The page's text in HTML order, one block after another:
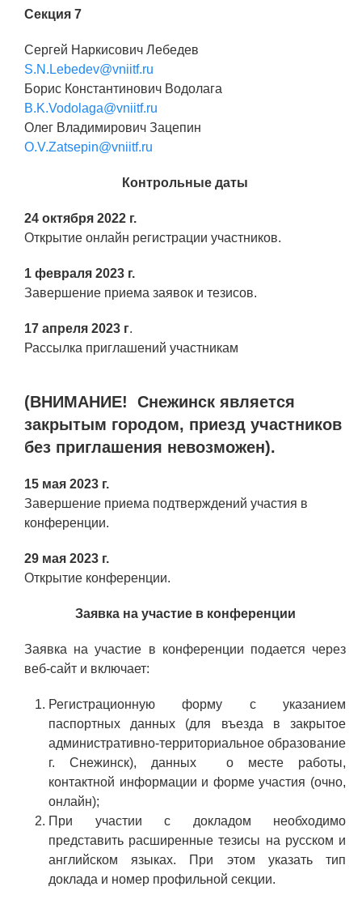
Секция 7
Сергей Наркисович Лебедев
S.N.Lebedev@vniitf.ru
Борис Константинович Водолага
B.K.Vodolaga@vniitf.ru
Олег Владимирович Зацепин
O.V.Zatsepin@vniitf.ru
Контрольные даты
24 октября 2022 г.
Открытие онлайн регистрации участников.
1 февраля 2023 г.
Завершение приема заявок и тезисов.
17 апреля 2023 г.
Рассылка приглашений участникам
(ВНИМАНИЕ! Снежинск является
закрытым городом, приезд участников
без приглашения невозможен).
15 мая 2023 г.
Завершение приема подтверждений участия в
конференции.
29 мая 2023 г.
Открытие конференции.
Заявка на участие в конференции
Заявка на участие в конференции подается через
веб-сайт и включает:
Регистрационную форму с указанием
паспортных данных (для въезда в закрытое
административно-территориальное образование
г. Снежинск), данных о месте работы,
контактной информации и форме участия (очно,
онлайн);
При участии с докладом необходимо
представить расширенные тезисы на русском и
английском языках. При этом указать тип
доклада и номер профильной секции.